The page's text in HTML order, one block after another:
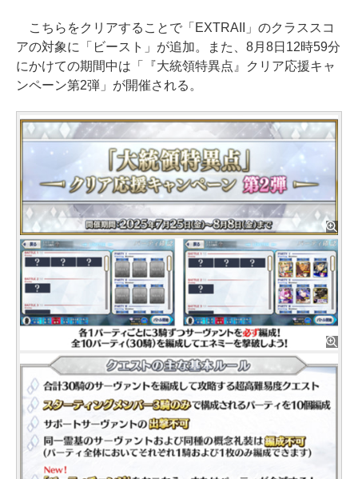
こちらをクリアすることで「EXTRAII」のクラススコ
アの対象に「ビースト」が追加。また、8月8日12時59分
にかけての期間中は「『大統領特異点』クリア応援キャ
ンペーン第2弾」が開催される。